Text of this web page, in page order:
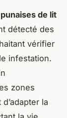
de lit
détecté des
vérifier
infestation.
zones
la